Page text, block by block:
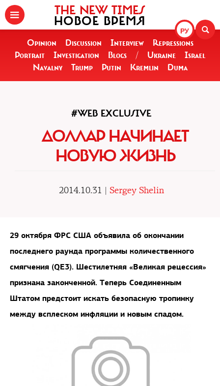
РУ
THE NEW TIMES
НОВОЕ ВРЕМЯ
Opinion Discussion Interview
Repressions
Portrait
Investigation Blogs / Ukraine
Israel
Navalny
Trump Putin Kremlin Duma
#WEB EXCLUSIVE
ДОЛЛАР НАЧИНАЕТ
НОВУЮ ЖИЗНЬ
2014.10.31 | Sergey Shelin
29 октября ФРС США объявила об окончании
последнего раунда программы количественного
смягчения (QE3). Шестилетняя «Великая рецессия»
признана законченной. Теперь Соединенным
Штатом предстоит искать безопасную тропинку
между всплеском инфляции и новым спадом.